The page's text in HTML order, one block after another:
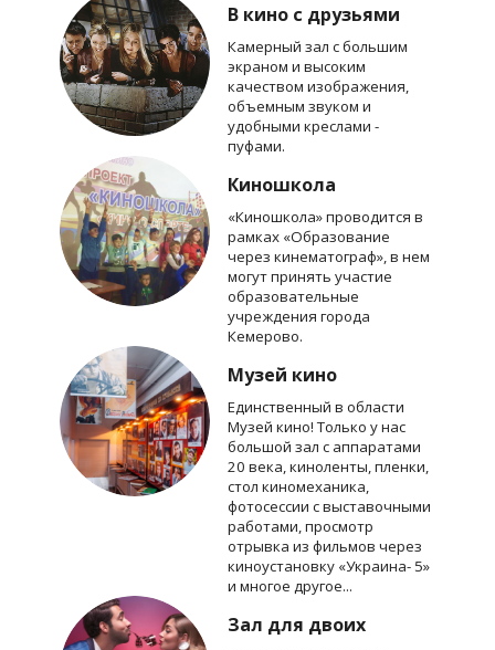
В кино с друзьями
Камерный зал с большим
экраном и высоким
качеством изображения,
объемным звуком и
удобными креслами -
пуфами.
Киношкола
«Киношкола» проводится в
рамках «Образование
через кинематограф», в нем
могут принять участие
образовательные
учреждения города
Кемерово.
Музей кино
Единственный в области
Музей кино! Только у нас
большой зал с аппаратами
20 века, киноленты, пленки,
стол киномеханика,
фотосессии с выставочными
работами, просмотр
отрывка из фильмов через
киноустановку «Украина- 5»
и многое другое...
Зал для двоих